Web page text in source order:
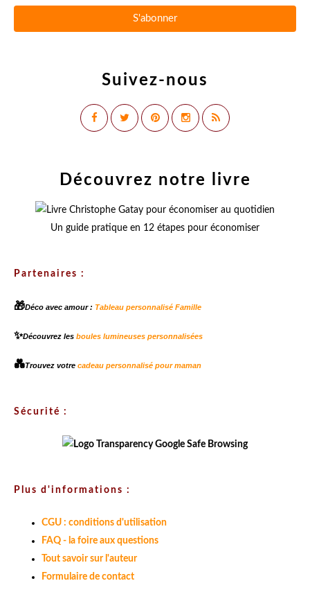
Suivez-nous
Découvrez notre livre
Un guide pratique en 12 étapes pour économiser
Partenaires :
🎁Déco avec amour : Tableau personnalisé Famille
✨Découvrez les boules lumineuses personnalisées
💑Trouvez votre cadeau personnalisé pour maman
Sécurité :
Plus d'informations :
CGU : conditions d'utilisation
FAQ - la foire aux questions
Tout savoir sur l'auteur
Formulaire de contact